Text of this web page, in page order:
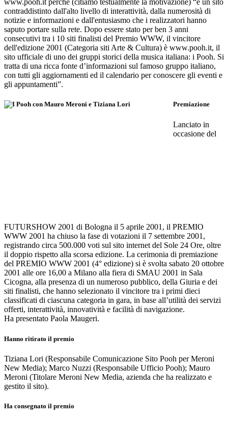
www.pooh.it perché (citiamo testualmente la motivazione) “è un sito
contraddistinto dall'alto livello di interattività, dalla numerosità di
notizie e informazioni e dall'entusiasmo che i realizzatori hanno
saputo portare sulla rete. Dopo essere stato per ben 3 anni
consecutivi tra i 10 siti finalisti del Premio WWW, il vincitore
dell'edizione 2001 (Categoria siti Arte & Cultura) è www.pooh.it, il
sito ufficiale di uno dei gruppi storici della musica italiana: i Pooh. Si
tratta di una ricca fonte d’informazioni sul famoso gruppo italiano,
con tutti gli aggiornamenti ed il calendario per conoscere gli eventi e
gli appuntamenti”.
Premiazione
Lanciato in
occasione del
FUTURSHOW 2001 di Bologna il 5 aprile 2001, il PREMIO
WWW 2001 ha chiuso la fase di votazioni il 7 settembre 2001,
registrando circa 500.000 voti sul sito internet del Sole 24 Ore, oltre
il doppio rispetto alla scorsa edizione. La cerimonia di premiazione
del PREMIO WWW 2001 (4° edizione) si è svolta sabato 20 ottobre
2001 alle ore 16,00 a Milano alla fiera di SMAU 2001 in Sala
Cicogna, alla presenza di un numeroso pubblico, della Giuria e dei
siti finalisti, che hanno selezionato il vincitore tra i primi dieci
classificati di ciascuna categoria in gara, in base all’utilità dei servizi
offerti, interattività, innovatività e facilità di navigazione.
Ha presentato Paola Maugeri.
Hanno ritirato il premio
Tiziana Lori (Responsabile Comunicazione Sito Pooh per Meroni
New Media); Marco Nuzzi (Responsabile Ufficio Pooh); Mauro
Meroni (Titolare Meroni New Media, azienda che ha realizzato e
gestito il sito).
Ha consegnato il premio